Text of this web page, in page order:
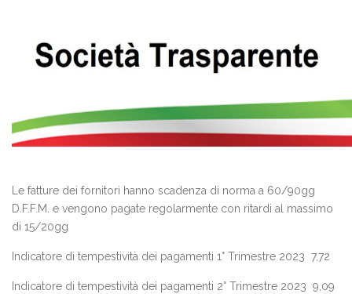
Le fatture dei fornitori hanno scadenza di norma a 60/90gg
D.F.F.M. e vengono pagate regolarmente con ritardi al massimo
di 15/20gg
Indicatore di tempestività dei pagamenti 1° Trimestre 2023 7,72
Indicatore di tempestività dei pagamenti 2° Trimestre 2023 9,09